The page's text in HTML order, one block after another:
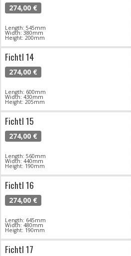
274,00 €
Length: 545mm
Width: 380mm
Height: 200mm
Fichtl 14
274,00 €
Length: 600mm
Width: 430mm
Height: 205mm
Fichtl 15
274,00 €
Length: 560mm
Width: 440mm
Height: 190mm
Fichtl 16
274,00 €
Length: 645mm
Width: 480mm
Height: 190mm
Fichtl 17